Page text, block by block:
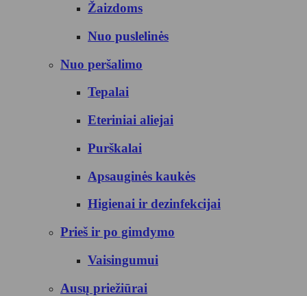
Žaizdoms
Nuo puslelinės
Nuo peršalimo
Tepalai
Eteriniai aliejai
Purškalai
Apsauginės kaukės
Higienai ir dezinfekcijai
Prieš ir po gimdymo
Vaisingumui
Ausų priežiūrai